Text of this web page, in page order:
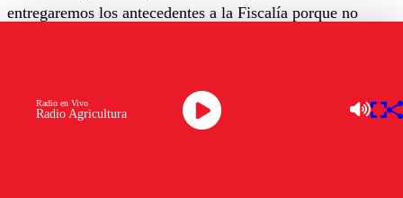
entregaremos los antecedentes a la Fiscalía porque no
Los parlamentarios citarán a la ministra Arredondo a la
comisión de Cultura de la Cámara para que informe sobre
Radio Agricultura
Radio en Vivo